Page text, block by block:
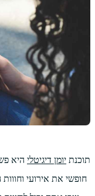
תוכנת יומן דיגיטלי היא
חופשי את אירועי